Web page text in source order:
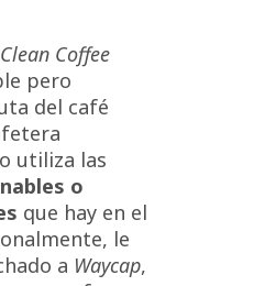
Clean Coffee
pero
del café
utiliza las
o
que hay en el
le
a Waycap,